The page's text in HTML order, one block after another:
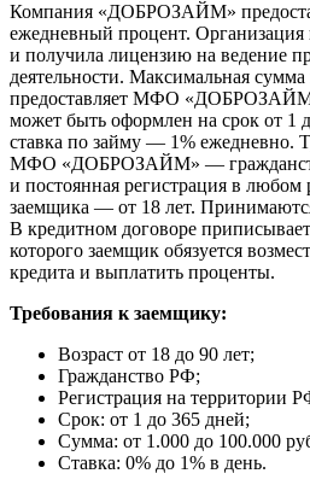
Компания «ДОБРОЗАЙМ»
ежедневный процент. Организация
и получила лицензию на ведение
деятельности. Максимальная
предоставляет МФО
может быть оформлен на срок от 1
ставка по займу — 1% ежедневно.
МФО «ДОБРОЗАЙМ» —
и постоянная регистрация в любом
заемщика — от 18 лет.
В кредитном договоре
которого заемщик обязуется
кредита и выплатить проценты.
Требования к заемщику:
Возраст от 18 до 90 лет;
Гражданство РФ;
Регистрация на территории
Срок: от 1 до 365 дней;
Сумма: от 1.000 до 100.000
Ставка: 0% до 1% в день.